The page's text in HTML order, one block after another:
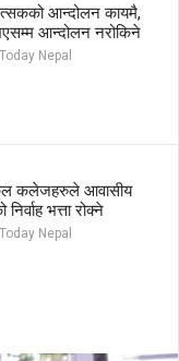
आन्दोलन कायमै,
आन्दोलन नरोकिने
Nepal
कलेजहरुले आवासीय
भत्ता रोक्ने
Nepal